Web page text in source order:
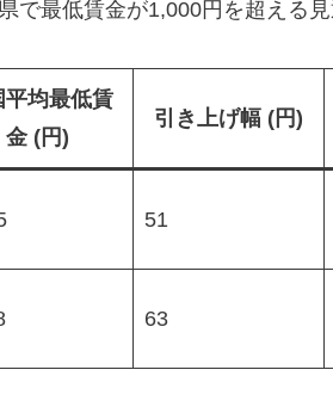
で最低賃金が1,000円を超える見
平均最低賃
金 (円)
引き上げ幅 (円)
51
63